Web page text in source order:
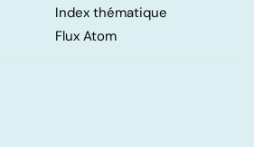
Index thématique
Flux Atom